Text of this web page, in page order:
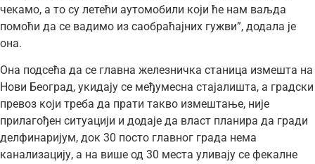
чекамо, а то су летећи аутомобили који ће нам ваљда
помоћи да се вадимо из саобраћајних гужви”, додала је
она.
Она подсећа да се главна железничка станица измешта на
Нови Београд, укидају се међумесна стајалишта, а градски
превоз који треба да прати такво измештање, није
прилагођен ситуацији и додаје да власт планира да гради
делфинаријум, док 30 посто главног града нема
канализацију, а на више од 30 места уливају се фекалне